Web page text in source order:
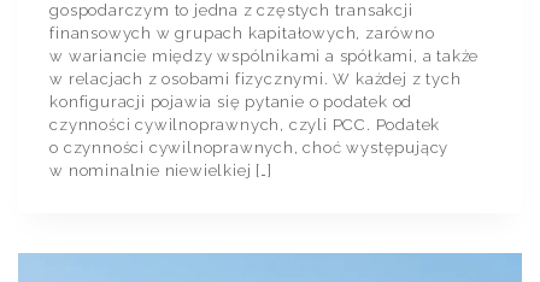
gospodarczym to jedna z częstych transakcji
finansowych w grupach kapitałowych, zarówno
w wariancie między wspólnikami a spółkami, a także
w relacjach z osobami fizycznymi. W każdej z tych
konfiguracji pojawia się pytanie o podatek od
czynności cywilnoprawnych, czyli PCC. Podatek
o czynności cywilnoprawnych, choć występujący
w nominalnie niewielkiej […]